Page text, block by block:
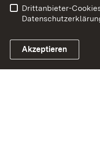
Drittanbieter-
Akzeptieren